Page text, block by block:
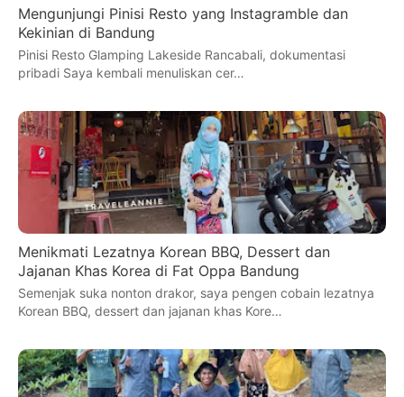
Mengunjungi Pinisi Resto yang Instagramble dan
Kekinian di Bandung
Pinisi Resto Glamping Lakeside Rancabali, dokumentasi
pribadi Saya kembali menuliskan cer…
Menikmati Lezatnya Korean BBQ, Dessert dan
Jajanan Khas Korea di Fat Oppa Bandung
Semenjak suka nonton drakor, saya pengen cobain lezatnya
Korean BBQ, dessert dan jajanan khas Kore…